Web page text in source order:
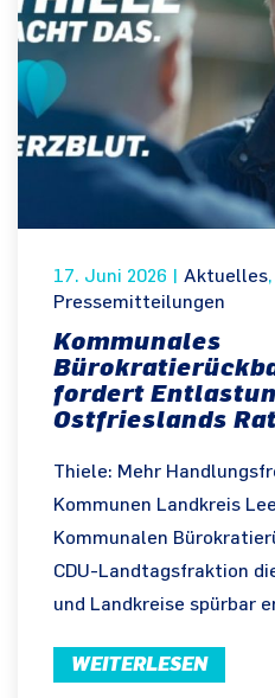
17. Juni 2026 Aktuelles,
Pressemitteilungen
Kommunales
fordert
Ostfrieslands
Thiele: Mehr
Kommunen Landkreis
Kommunalen
CDU-Landtagsfraktion
und Landkreise spürbar
WEITERLESEN